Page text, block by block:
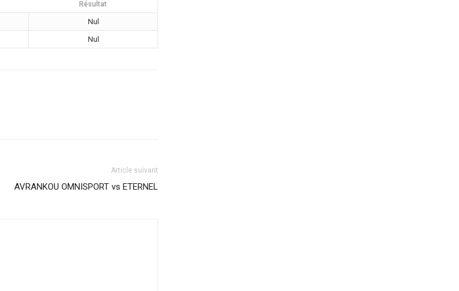
Résultat
Nul
Nul
Article suivant
AVRANKOU OMNISPORT vs ETERNEL